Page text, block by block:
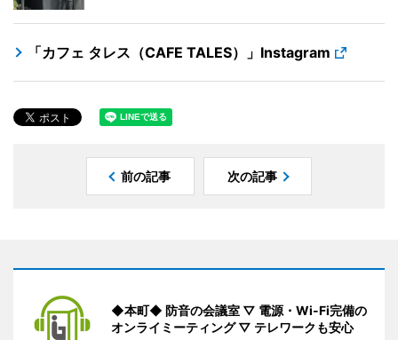
「カフェ タレス（CAFE TALES）」Instagram
前の記事 次の記事
◆本町◆ 防音の会議室 ▽ 電源・Wi-Fi完備の
オンライミーティング ▽ テレワークも安心